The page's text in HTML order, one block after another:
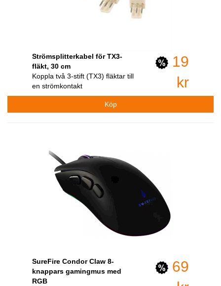
Strömsplitterkabel för TX3-
fläkt, 30 cm
Koppla två 3-stift (TX3) fläktar till
en strömkontakt
19
kr
SureFire Condor Claw 8-
knappars gamingmus med
RGB
69